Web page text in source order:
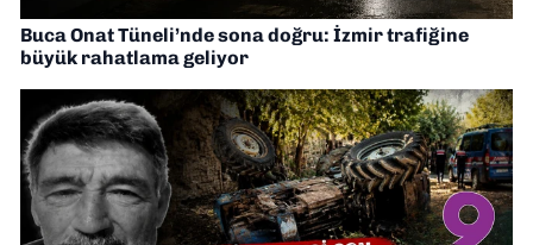
Buca Onat Tüneli’nde sona doğru: İzmir trafiğine
büyük rahatlama geliyor